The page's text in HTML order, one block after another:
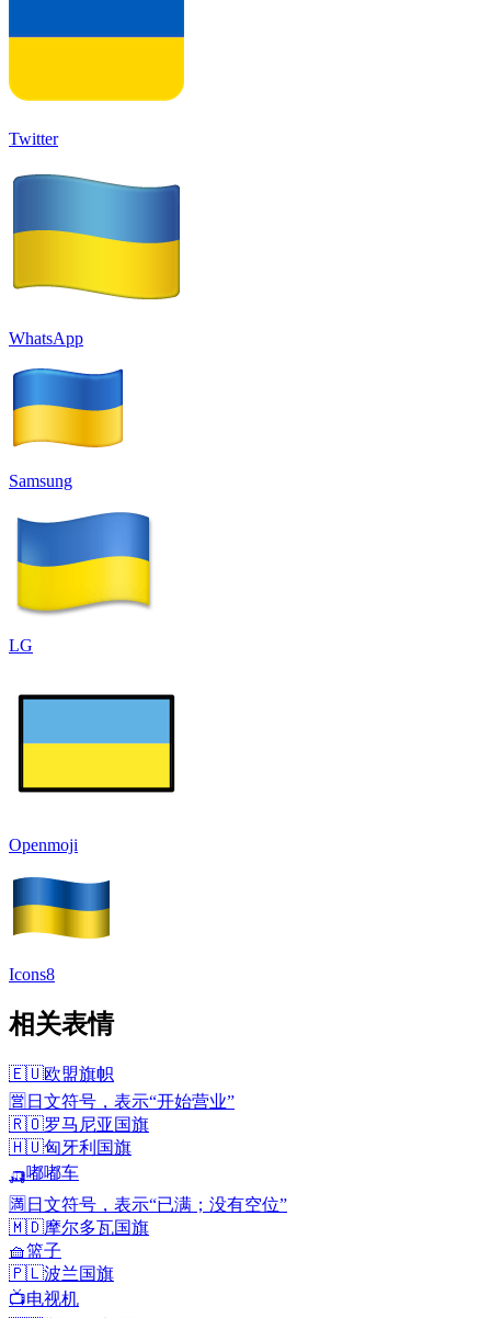
Twitter
WhatsApp
Samsung
LG
Openmoji
Icons8
相关表情
🇪🇺欧盟旗帜
🈺 日文符号，表示“开始营业”
🇷🇴罗马尼亚国旗
🇭🇺匈牙利国旗
🛺嘟嘟车
🈵 日文符号，表示“已满；没有空位”
🇲🇩摩尔多瓦国旗
🧺篮子
🇵🇱波兰国旗
📺电视机